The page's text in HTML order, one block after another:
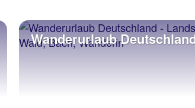
Wanderurlaub